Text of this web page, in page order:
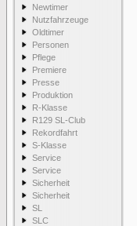
Newtimer
Nutzfahrzeuge
Oldtimer
Personen
Pflege
Premiere
Presse
Produktion
R-Klasse
R129 SL-Club
Rekordfahrt
S-Klasse
Service
Service
Sicherheit
Sicherheit
SL
SLC